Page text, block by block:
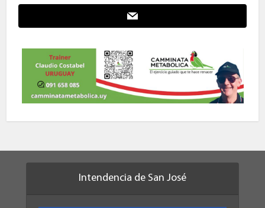
Intendencia de San José